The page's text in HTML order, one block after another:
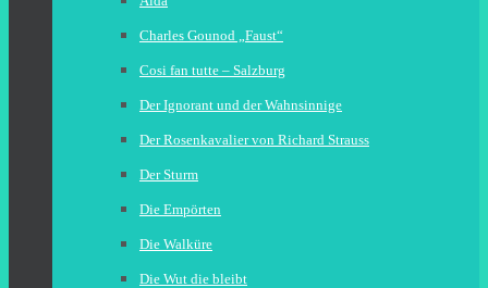
Charles Gounod „Faust“
Cosi fan tutte – Salzburg
Der Ignorant und der Wahnsinnige
Der Rosenkavalier von Richard Strauss
Der Sturm
Die Empörten
Die Walküre
Die Wut die bleibt